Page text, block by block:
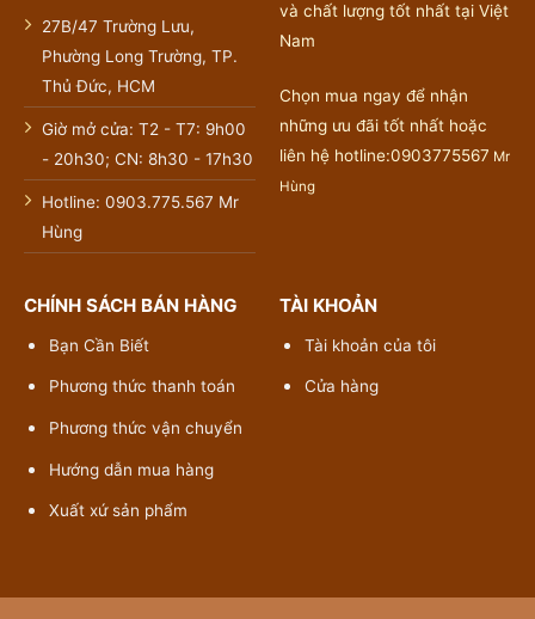
27B/47 Trường Lưu,
Phường Long Trường, TP.
Thủ Đức, HCM
Giờ mở cửa: T2 - T7: 9h00
- 20h30; CN: 8h30 - 17h30
Hotline: 0903.775.567 Mr
Hùng
và chất lượng tốt nhất tại Việt
Nam
Chọn mua ngay để nhận
những ưu đãi tốt nhất hoặc
liên hệ hotline:0903775567 Mr
Hùng
CHÍNH SÁCH BÁN HÀNG
Bạn Cần Biết
Phương thức thanh toán
Phương thức vận chuyển
Hướng dẫn mua hàng
Xuất xứ sản phẩm
TÀI KHOẢN
Tài khoản của tôi
Cửa hàng